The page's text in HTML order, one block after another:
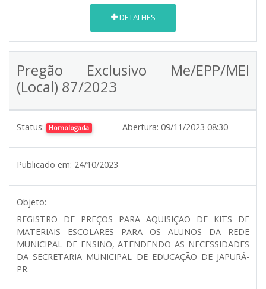
DETALHES
Pregão Exclusivo Me/EPP/MEI
(Local) 87/2023
Status: Homologada Abertura: 09/11/2023 08:30
Publicado em: 24/10/2023
Objeto:
REGISTRO DE PREÇOS PARA AQUISIÇÃO DE KITS DE
MATERIAIS ESCOLARES PARA OS ALUNOS DA REDE
MUNICIPAL DE ENSINO, ATENDENDO AS NECESSIDADES
DA SECRETARIA MUNICIPAL DE EDUCAÇÃO DE JAPURÁ-
PR.